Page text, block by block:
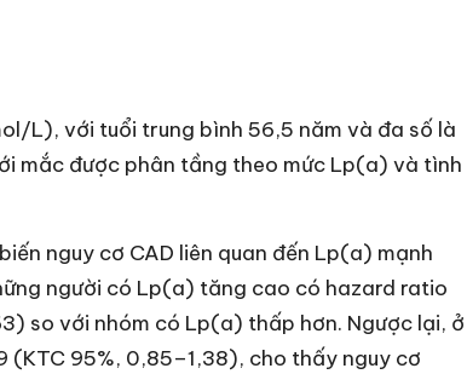
L), với tuổi trung bình 56,5 năm và đa số là
mắc được phân tầng theo mức Lp(a) và tình
nguy cơ CAD liên quan đến Lp(a) mạnh
người có Lp(a) tăng cao có hazard ratio
so với nhóm có Lp(a) thấp hơn. Ngược lại, ở
(KTC 95%, 0,85–1,38), cho thấy nguy cơ